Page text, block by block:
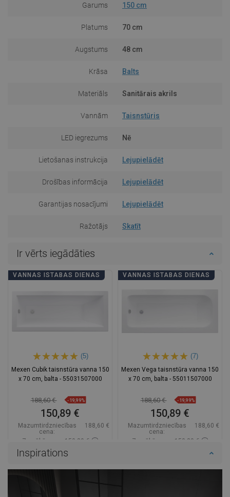
Garums 150 cm
Platums 70 cm
Augstums 48 cm
Krāsa Balts
Materiāls Sanitārais akrils
Vannām Taisnstūris
LED iegrezums Nē
Lietošanas instrukcija Lejupielādēt
Drošības informācija Lejupielādēt
Garantijas nosacījumi Lejupielādēt
Ražotājs Skatīt
Ir vērts iegādāties
VANNAS ISTABAS DIENAS
(5)
Mexen Cubik taisnstūra vanna 150
x 70 cm, balta - 55031507000
188,60 € -19,99%
150,89 €
Mazumtirdzniecības
cena:
188,60 €
Zemākā cena: 150,89 €
Pieejamība:Pieejamās vispirms
Ielikt grozā
VANNAS ISTABAS DIENAS
(7)
Mexen Vega taisnstūra vanna 150
x 70 cm, balta - 55011507000
188,60 € -19,99%
150,89 €
Mazumtirdzniecības
cena:
188,60 €
Zemākā cena: 150,89 €
Pieejamās vispirms
Ielikt grozā
Inspirations